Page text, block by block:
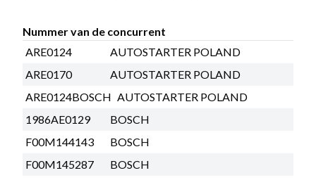
Nummer van de concurrent
ARE0124
AUTOSTARTER POLAND
ARE0170
AUTOSTARTER POLAND
ARE0124BOSCH AUTOSTARTER POLAND
1986AE0129
BOSCH
F00M144143
BOSCH
F00M145287
BOSCH